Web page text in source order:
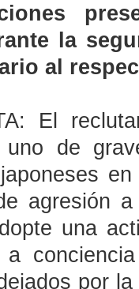
la
al
El
de
agresión
una
por